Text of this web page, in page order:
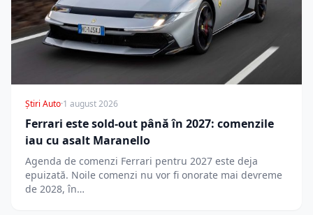
Știri Auto·1 august 2026
Ferrari este sold-out până în 2027: comenzile
iau cu asalt Maranello
Agenda de comenzi Ferrari pentru 2027 este deja
epuizată. Noile comenzi nu vor fi onorate mai devreme
de 2028, în…